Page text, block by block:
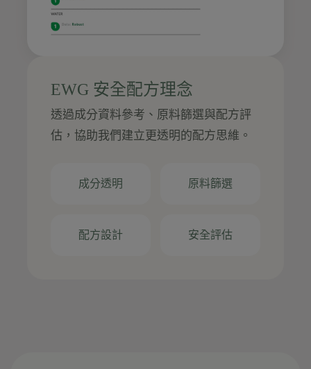
EWG 安全配方理念
透過成分資料參考、原料篩選與配方評
估，協助我們建立更透明的配方思維。
成分透明 原料篩選
配方設計 安全評估